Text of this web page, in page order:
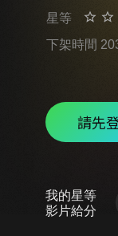
星等
下架時間
請先
我的星等
影片給分